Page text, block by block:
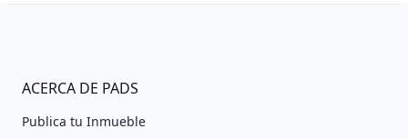
ACERCA DE PADS
Publica tu Inmueble